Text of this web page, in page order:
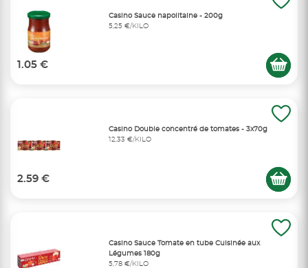
Casino Sauce napolitaine - 200g
5,25 €/KILO
1.05 €
Casino Double concentré de tomates - 3x70g
12,33 €/KILO
2.59 €
Casino Sauce Tomate en tube Cuisinée aux
Légumes 180g
5,78 €/KILO